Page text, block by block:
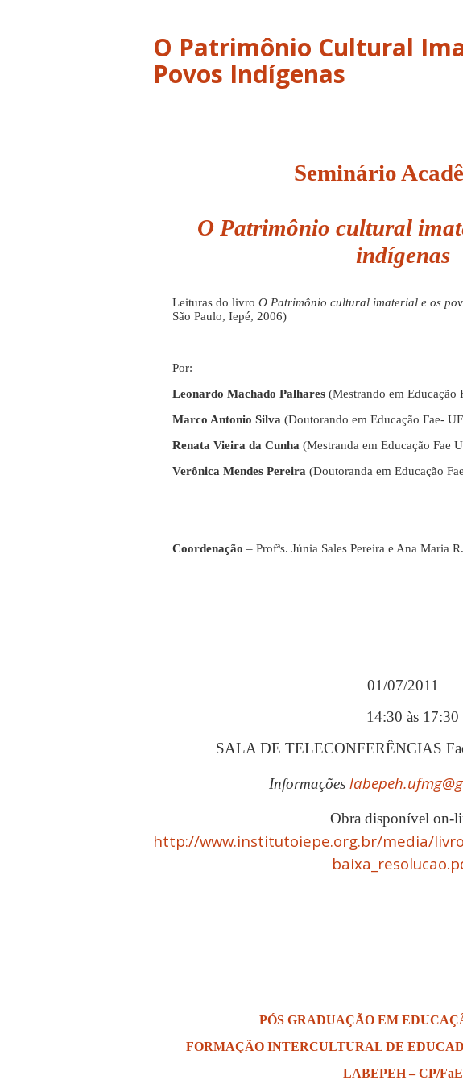
O Patrimônio Cultural
Povos Indígenas
Seminário
O Patrimônio cultural
indígenas
Leituras do livro O Patrimônio cultural imaterial e os
São Paulo, Iepé, 2006)
Por:
Leonardo Machado Palhares (Mestrando em Educação
Marco Antonio Silva (Doutorando em Educação Fae-
Renata Vieira da Cunha (Mestranda em Educação Fae
Verônica Mendes Pereira (Doutoranda em Educação
Coordenação – Profªs. Júnia Sales Pereira e Ana Maria
01/07/2011
14:30 às 17:30
SALA DE TELECONFERÊNCIAS
Informações
Obra disponível on-
http://www.institutoiepe.org.br/media/
PÓS GRADUAÇÃO EM
FORMAÇÃO INTERCULTURAL DE
LABEPEH – CP/FaE